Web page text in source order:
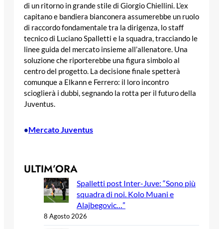
di un ritorno in grande stile di Giorgio Chiellini. L’ex
capitano e bandiera bianconera assumerebbe un ruolo
di raccordo fondamentale tra la dirigenza, lo staff
tecnico di Luciano Spalletti e la squadra, tracciando le
linee guida del mercato insieme all’allenatore. Una
soluzione che riporterebbe una figura simbolo al
centro del progetto. La decisione finale spetterà
comunque a Elkann e Ferrero: il loro incontro
scioglierà i dubbi, segnando la rotta per il futuro della
Juventus.
•Mercato Juventus
ULTIM’ORA
Spalletti post Inter-Juve: “Sono più
squadra di noi. Kolo Muani e
Alajbegovic…”
8 Agosto 2026